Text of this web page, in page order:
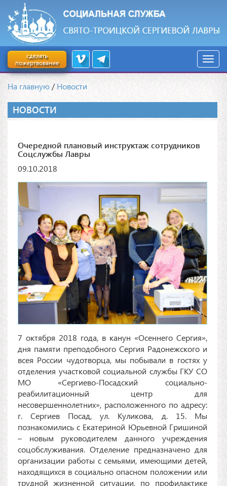
сделать
пожертвование
На главную /Новости
НОВОСТИ
Очередной плановый инструктаж сотрудников
Соцслужбы Лавры
09.10.2018
7 октября 2018 года, в канун «Осеннего Сергия»,
дня памяти преподобного Сергия Радонежского и
всея России чудотворца, мы побывали в гостях у
отделения участковой социальной службы ГКУ СО
МО «Сергиево-Посадский социально-
реабилитационный центр для
несовершеннолетних», расположенного по адресу:
г. Сергиев Посад, ул. Куликова, д. 15. Мы
познакомились с Екатериной Юрьевной Гришиной
– новым руководителем данного учреждения
соцобслуживания. Отделение предназначено для
организации работы с семьями, имеющими детей,
находящихся в социально опасном положении или
трудной жизненной ситуации, по профилактике